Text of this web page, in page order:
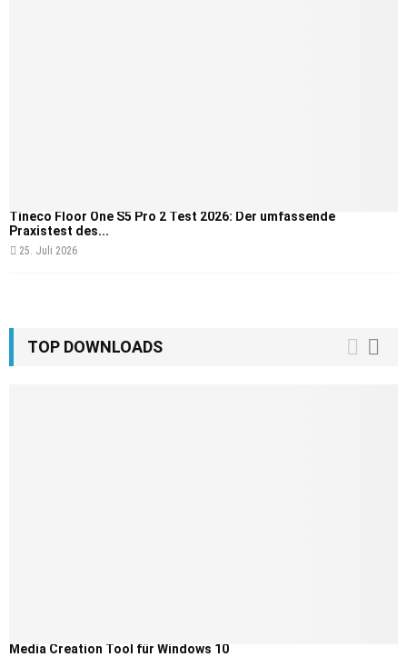
Tineco Floor One S5 Pro 2 Test 2026: Der umfassende
Praxistest des...
25. Juli 2026
TOP DOWNLOADS
Media Creation Tool für Windows 10